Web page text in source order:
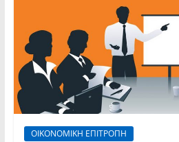
ΟΙΚΟΝΟΜΙΚΗ ΕΠΙΤΡΟΠΗ